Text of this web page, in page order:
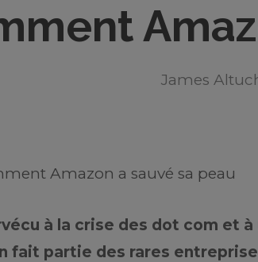
James
Amazon a sauvé sa peau
à la crise des dot com et
fait partie des rares